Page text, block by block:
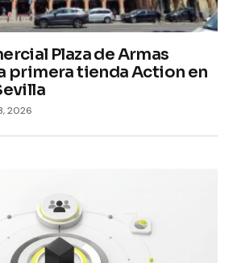
Plaza de Armas
primera tienda Action en
2026